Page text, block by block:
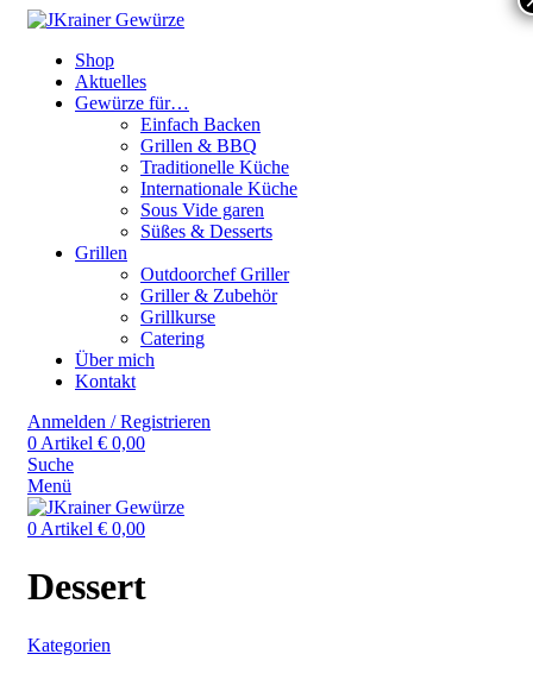
Shop
Aktuelles
Gewürze für…
Einfach Backen
Grillen & BBQ
Traditionelle Küche
Internationale Küche
Sous Vide garen
Süßes & Desserts
Grillen
Outdoorchef Griller
Griller & Zubehör
Grillkurse
Catering
Über mich
Kontakt
Anmelden / Registrieren
0 Artikel € 0,00
Suche
Menü
0 Artikel € 0,00
Dessert
Kategorien